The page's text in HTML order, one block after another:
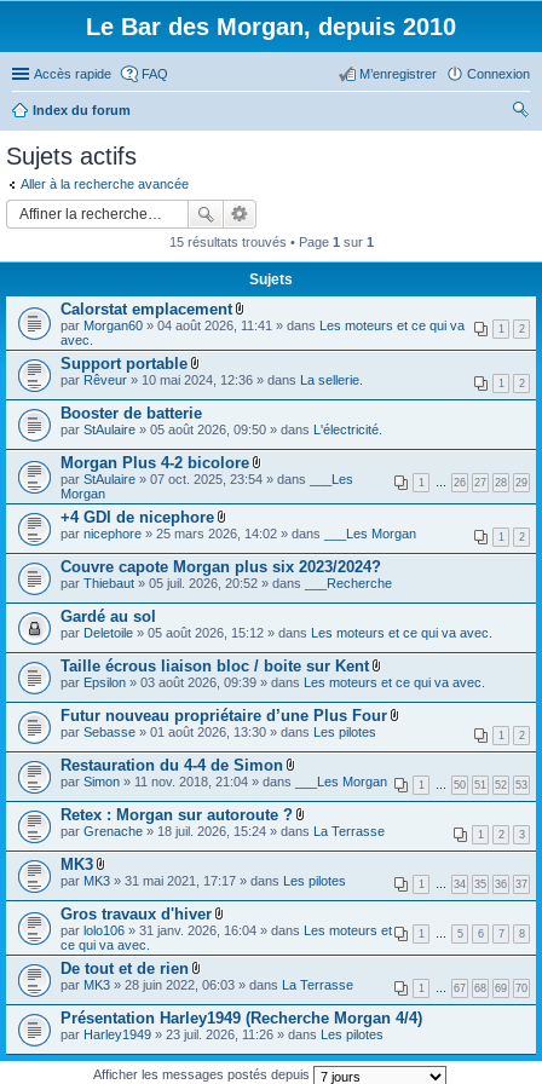
Le Bar des Morgan, depuis 2010
Accès rapide FAQ Connexion
M’enregistrer
Index du forum
Sujets actifs
Aller à la recherche avancée
15 résultats trouvés • Page 1 sur 1
Sujets
Calorstat emplacement
F
c
i
(
s
)
j
o
(
s
1 2
par Morgan60 » 04 août 2026, 11:41 » dans Les moteurs et ce qui va
avec.
Support portable
F
c
h
i
e
r
(
)
j
o
i
n
t
s
1 2
par Rêveur » 10 mai 2024, 12:36 » dans La sellerie.
Booster de batterie
par StAulaire » 05 août 2026, 09:50 » dans L'électricité.
Morgan Plus 4-2 bicolore
F
c
i
r
(
s
)
o
i
n
t
s
1 26 27 28 29
par StAulaire » 07 oct. 2025, 23:54 » dans
___Les
Morgan
+4 GDI de nicephore
F
c
h
i
e
)
j
o
i
n
t
s
)
1 2
par nicephore » 25 mars 2026, 14:02 » dans ___Les Morgan
Couvre capote Morgan plus six 2023/2024?
par Thiebaut » 05 juil. 2026, 20:52 » dans ___Recherche
Gardé au sol
par Deletoile » 05 août 2026, 15:12 » dans Les moteurs et ce qui va avec.
Taille écrous liaison bloc / boite sur Kent
F
c
h
e
(
o
i
)
par Epsilon » 03 août 2026, 09:39 » dans Les moteurs et ce qui va avec.
Futur nouveau propriétaire d’une Plus Four
c
i
e
o
i
t
(
s
1 2
par Sebasse » 01 août 2026, 13:30 » dans Les pilotes
Restauration du 4-4 de Simon
i
c
h
i
e
(
o
i
t
s
)
1 50 51 52 53
par Simon » 11 nov. 2018, 21:04 » dans ___Les Morgan
Retex : Morgan sur autoroute ?
F
c
e
(
)
o
i
n
t
s
)
1 2 3
par Grenache » 18 juil. 2026, 15:24 » dans La Terrasse
MK3
F
c
h
i
e
r
(
s
)
j
o
i
n
t
1 34 35 36 37
par MK3 » 31 mai 2021, 17:17 » dans Les pilotes
Gros travaux d'hiver
F
c
i
r
(
s
)
1 5 6 7 8
par lolo106 » 31 janv. 2026, 16:04 » dans Les moteurs et
ce qui va avec.
De tout et de rien
F
c
h
e
1 67 68 69 70
par MK3 » 28 juin 2022, 06:03 » dans La Terrasse
Présentation Harley1949 (Recherche Morgan 4/4)
par Harley1949 » 23 juil. 2026, 11:26 » dans Les pilotes
Afficher les messages postés depuis